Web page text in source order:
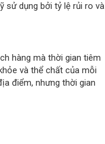
sử dụng bởi tỷ lệ rủi ro và
hàng mà thời gian tiêm
và thể chất của mỗi
điểm, nhưng thời gian